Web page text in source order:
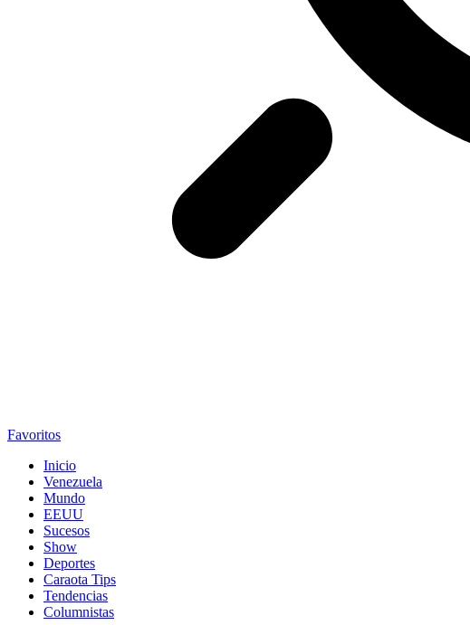
Favoritos
Inicio
Venezuela
Mundo
EEUU
Sucesos
Show
Deportes
Caraota Tips
Tendencias
Columnistas